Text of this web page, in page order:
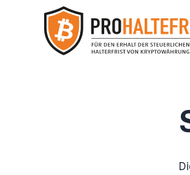
springen